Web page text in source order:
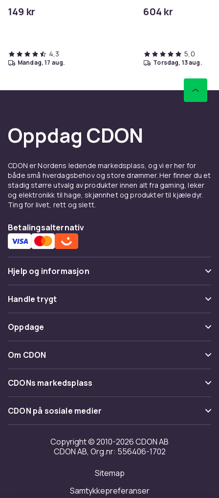
149 kr
4,3
mandag, 17 aug.
604 kr
5,0
torsdag, 13 aug.
Oppdag CDON
CDON er Nordens ledende markedsplass, og vi er her for
både små hverdagsbehov og store drømmer. Her finner du et
stadig større utvalg av produkter innen alt fra gaming, leker
og elektronikk til hage, skjønnhet og produkter til kjæledyr.
Ting for livet, rett og slett.
Betalingsalternativ
Hjelp og informasjon
Vanlige spørsmål
Spor pakke
Angre & returner her
Kontakt oss
Handle trygt
Betaling
Levering
Tilbakekallinger
Oppdage
Kategorier
Varemerker
Om CDON
Om oss
Kundeanmeldelser
Jobbe på CDON
Investor relations
Tilgjengelighet
CDONs markedsplass
Merchant Help Center
CDON på sosiale medier
Copyright © 2010-2026 CDON AB
CDON AB, Org.nr: 556406-1702
Sitemap
Samtykkepreferanser